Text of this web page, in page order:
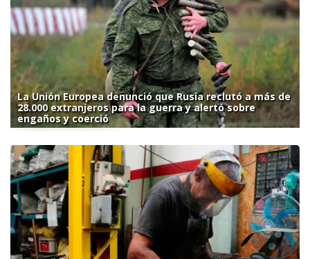
La Unión Europea denunció que Rusia reclutó a más de
28.000 extranjeros para la guerra y alertó sobre
engaños y coerció